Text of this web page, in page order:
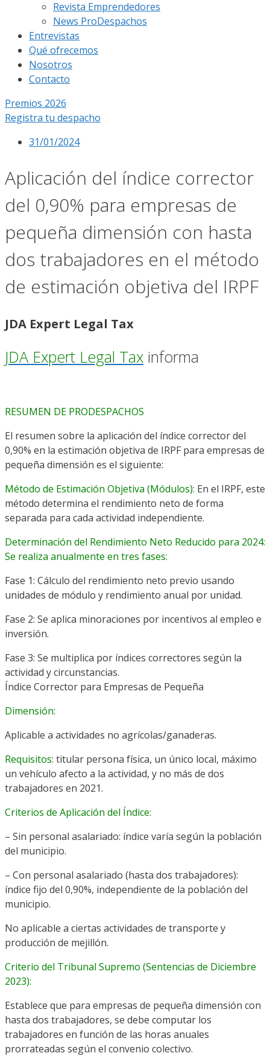
Revista Emprendedores
News ProDespachos
Entrevistas
Qué ofrecemos
Nosotros
Contacto
Premios 2026
Registra tu despacho
31/01/2024
Aplicación del índice corrector
del 0,90% para empresas de
pequeña dimensión con hasta
dos trabajadores en el método
de estimación objetiva del IRPF
JDA Expert Legal Tax
JDA Expert Legal Tax informa
RESUMEN DE PRODESPACHOS
El resumen sobre la aplicación del índice corrector del
0,90% en la estimación objetiva de IRPF para empresas de
pequeña dimensión es el siguiente:
Método de Estimación Objetiva (Módulos): En el IRPF, este
método determina el rendimiento neto de forma
separada para cada actividad independiente.
Determinación del Rendimiento Neto Reducido para 2024:
Se realiza anualmente en tres fases:
Fase 1: Cálculo del rendimiento neto previo usando
unidades de módulo y rendimiento anual por unidad.
Fase 2: Se aplica minoraciones por incentivos al empleo e
inversión.
Fase 3: Se multiplica por índices correctores según la
actividad y circunstancias.
Índice Corrector para Empresas de Pequeña
Dimensión:
Aplicable a actividades no agrícolas/ganaderas.
Requisitos: titular persona física, un único local, máximo
un vehículo afecto a la actividad, y no más de dos
trabajadores en 2021.
Criterios de Aplicación del Índice:
– Sin personal asalariado: índice varía según la población
del municipio.
– Con personal asalariado (hasta dos trabajadores):
índice fijo del 0,90%, independiente de la población del
municipio.
No aplicable a ciertas actividades de transporte y
producción de mejillón.
Criterio del Tribunal Supremo (Sentencias de Diciembre
2023):
Establece que para empresas de pequeña dimensión con
hasta dos trabajadores, se debe computar los
trabajadores en función de las horas anuales
prorrateadas según el convenio colectivo.